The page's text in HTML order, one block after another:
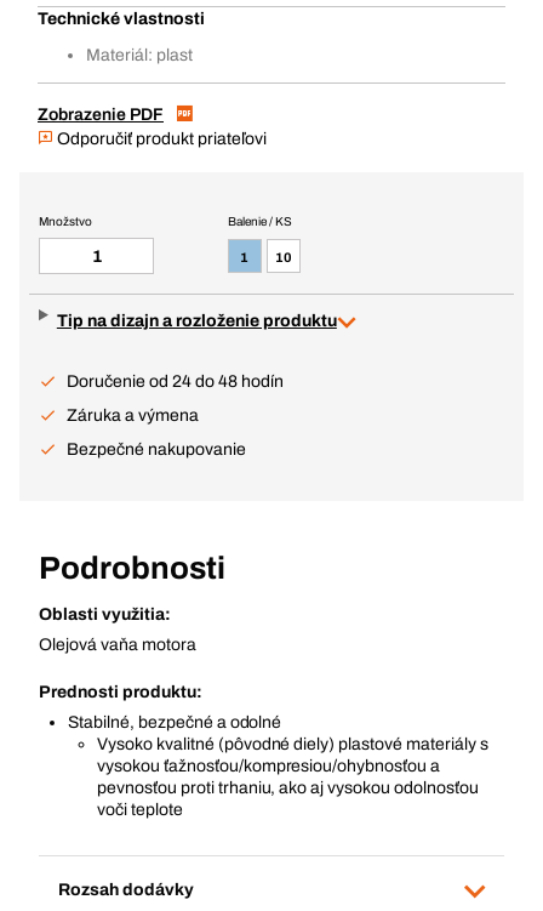
Technické vlastnosti
Materiál: plast
Zobrazenie PDF
Odporučiť produkt priateľovi
Balenie / KS
1 10
Množstvo
Tip na dizajn a rozloženie produktu
Doručenie od 24 do 48 hodín
Záruka a výmena
Bezpečné nakupovanie
Podrobnosti
Oblasti využitia:
Olejová vaňa motora
Prednosti produktu:
Stabilné, bezpečné a odolné
Vysoko kvalitné (pôvodné diely) plastové materiály s
vysokou ťažnosťou/kompresiou/ohybnosťou a
pevnosťou proti trhaniu, ako aj vysokou odolnosťou
voči teplote
Rozsah dodávky